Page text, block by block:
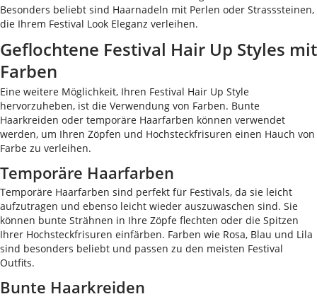
Besonders beliebt sind Haarnadeln mit Perlen oder Strasssteinen,
die Ihrem Festival Look Eleganz verleihen.
Geflochtene Festival Hair Up Styles mit
Farben
Eine weitere Möglichkeit, Ihren Festival Hair Up Style
hervorzuheben, ist die Verwendung von Farben. Bunte
Haarkreiden oder temporäre Haarfarben können verwendet
werden, um Ihren Zöpfen und Hochsteckfrisuren einen Hauch von
Farbe zu verleihen.
Temporäre Haarfarben
Temporäre Haarfarben sind perfekt für Festivals, da sie leicht
aufzutragen und ebenso leicht wieder auszuwaschen sind. Sie
können bunte Strähnen in Ihre Zöpfe flechten oder die Spitzen
Ihrer Hochsteckfrisuren einfärben. Farben wie Rosa, Blau und Lila
sind besonders beliebt und passen zu den meisten Festival
Outfits.
Bunte Haarkreiden